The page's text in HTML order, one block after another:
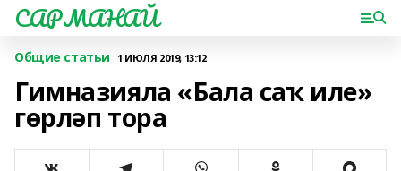
САРМАНАЙ
Общие статьи 1 ИЮЛЯ 2019, 13:12
Гимназияла «Бала саҡ иле»
гөрләп тора